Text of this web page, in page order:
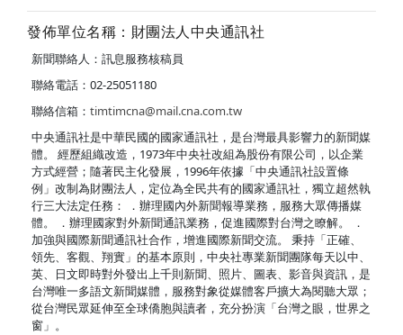
發佈單位名稱：財團法人中央通訊社
新聞聯絡人：訊息服務核稿員
聯絡電話：02-25051180
聯絡信箱： timtimcna@mail.cna.com.tw
中央通訊社是中華民國的國家通訊社，是台灣最具影響力的新聞媒
體。 經歷組織改造，1973年中央社改組為股份有限公司，以企業
方式經營；隨著民主化發展，1996年依據「中央通訊社設置條
例」改制為財團法人，定位為全民共有的國家通訊社，獨立超然執
行三大法定任務： ．辦理國內外新聞報導業務，服務大眾傳播媒
體。 ．辦理國家對外新聞通訊業務，促進國際對台灣之瞭解。 ．
加強與國際新聞通訊社合作，增進國際新聞交流。 秉持「正確、
領先、客觀、翔實」的基本原則，中央社專業新聞團隊每天以中、
英、日文即時對外發出上千則新聞、照片、圖表、影音與資訊，是
台灣唯一多語文新聞媒體，服務對象從媒體客戶擴大為閱聽大眾；
從台灣民眾延伸至全球僑胞與讀者，充分扮演「台灣之眼，世界之
窗」。